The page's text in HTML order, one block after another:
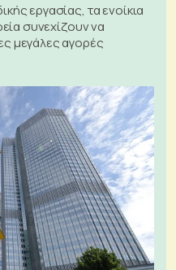
εργασίας, τα ενοίκια
συνεχίζουν να
μεγάλες αγορές